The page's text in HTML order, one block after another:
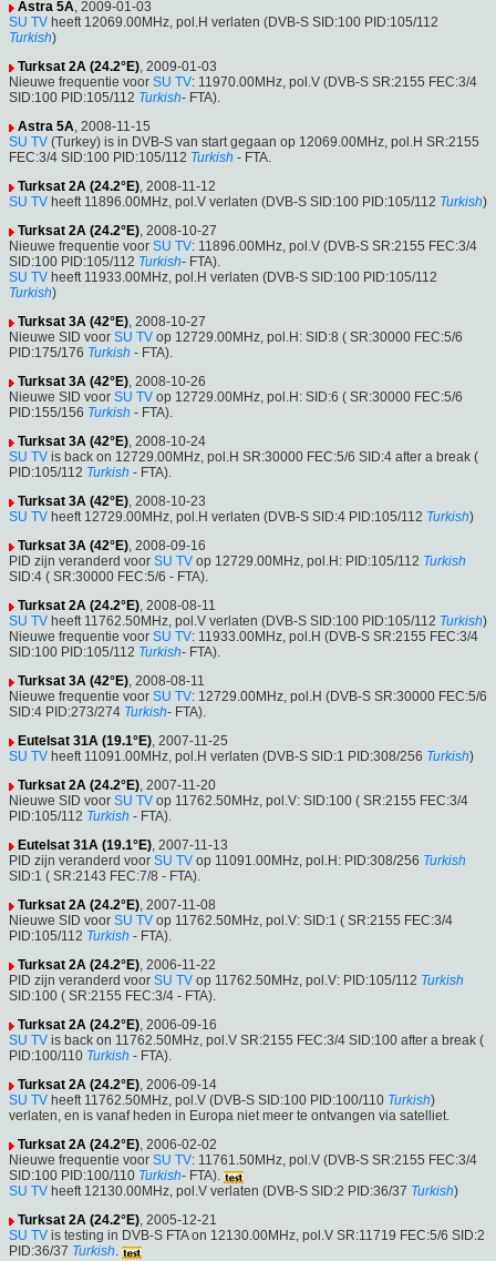
Astra 5A, 2009-01-03
SU TV heeft 12069.00MHz, pol.H verlaten (DVB-S SID:100 PID:105/112
Turkish)
Turksat 2A (24.2°E), 2009-01-03
Nieuwe frequentie voor SU TV: 11970.00MHz, pol.V (DVB-S SR:2155 FEC:3/4
SID:100 PID:105/112 Turkish- FTA).
Astra 5A, 2008-11-15
SU TV (Turkey) is in DVB-S van start gegaan op 12069.00MHz, pol.H SR:2155
FEC:3/4 SID:100 PID:105/112 Turkish - FTA.
Turksat 2A (24.2°E), 2008-11-12
SU TV heeft 11896.00MHz, pol.V verlaten (DVB-S SID:100 PID:105/112 Turkish)
Turksat 2A (24.2°E), 2008-10-27
Nieuwe frequentie voor SU TV: 11896.00MHz, pol.V (DVB-S SR:2155 FEC:3/4
SID:100 PID:105/112 Turkish- FTA).
SU TV heeft 11933.00MHz, pol.H verlaten (DVB-S SID:100 PID:105/112
Turkish)
Turksat 3A (42°E), 2008-10-27
Nieuwe SID voor SU TV op 12729.00MHz, pol.H: SID:8 ( SR:30000 FEC:5/6
PID:175/176 Turkish - FTA).
Turksat 3A (42°E), 2008-10-26
Nieuwe SID voor SU TV op 12729.00MHz, pol.H: SID:6 ( SR:30000 FEC:5/6
PID:155/156 Turkish - FTA).
Turksat 3A (42°E), 2008-10-24
SU TV is back on 12729.00MHz, pol.H SR:30000 FEC:5/6 SID:4 after a break (
PID:105/112 Turkish - FTA).
Turksat 3A (42°E), 2008-10-23
SU TV heeft 12729.00MHz, pol.H verlaten (DVB-S SID:4 PID:105/112 Turkish)
Turksat 3A (42°E), 2008-09-16
PID zijn veranderd voor SU TV op 12729.00MHz, pol.H: PID:105/112 Turkish
SID:4 ( SR:30000 FEC:5/6 - FTA).
Turksat 2A (24.2°E), 2008-08-11
SU TV heeft 11762.50MHz, pol.V verlaten (DVB-S SID:100 PID:105/112 Turkish)
Nieuwe frequentie voor SU TV: 11933.00MHz, pol.H (DVB-S SR:2155 FEC:3/4
SID:100 PID:105/112 Turkish- FTA).
Turksat 3A (42°E), 2008-08-11
Nieuwe frequentie voor SU TV: 12729.00MHz, pol.H (DVB-S SR:30000 FEC:5/6
SID:4 PID:273/274 Turkish- FTA).
Eutelsat 31A (19.1°E), 2007-11-25
SU TV heeft 11091.00MHz, pol.H verlaten (DVB-S SID:1 PID:308/256 Turkish)
Turksat 2A (24.2°E), 2007-11-20
Nieuwe SID voor SU TV op 11762.50MHz, pol.V: SID:100 ( SR:2155 FEC:3/4
PID:105/112 Turkish - FTA).
Eutelsat 31A (19.1°E), 2007-11-13
PID zijn veranderd voor SU TV op 11091.00MHz, pol.H: PID:308/256 Turkish
SID:1 ( SR:2143 FEC:7/8 - FTA).
Turksat 2A (24.2°E), 2007-11-08
Nieuwe SID voor SU TV op 11762.50MHz, pol.V: SID:1 ( SR:2155 FEC:3/4
PID:105/112 Turkish - FTA).
Turksat 2A (24.2°E), 2006-11-22
PID zijn veranderd voor SU TV op 11762.50MHz, pol.V: PID:105/112 Turkish
SID:100 ( SR:2155 FEC:3/4 - FTA).
Turksat 2A (24.2°E), 2006-09-16
SU TV is back on 11762.50MHz, pol.V SR:2155 FEC:3/4 SID:100 after a break (
PID:100/110 Turkish - FTA).
Turksat 2A (24.2°E), 2006-09-14
SU TV heeft 11762.50MHz, pol.V (DVB-S SID:100 PID:100/110 Turkish)
verlaten, en is vanaf heden in Europa niet meer te ontvangen via satelliet.
Turksat 2A (24.2°E), 2006-02-02
Nieuwe frequentie voor SU TV: 11761.50MHz, pol.V (DVB-S SR:2155 FEC:3/4
SID:100 PID:100/110 Turkish- FTA).
SU TV heeft 12130.00MHz, pol.V verlaten (DVB-S SID:2 PID:36/37 Turkish)
Turksat 2A (24.2°E), 2005-12-21
SU TV is testing in DVB-S FTA on 12130.00MHz, pol.V SR:11719 FEC:5/6 SID:2
PID:36/37 Turkish.